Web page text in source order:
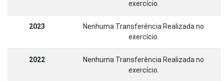
exercício.
2023
Nenhuma Transferência Realizada no
exercício.
2022
Nenhuma Transferência Realizada no
exercício.